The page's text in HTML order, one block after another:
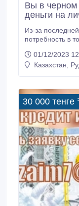
Вы в
деньги на
Из-за
потребность в том, чтобы кто-то работал
любой момент.
решила
бизнес-план, но главная проблема в том, что вы не
имеете права
заняться сельским
что вас сдерживает, — это финансы?
тысячам клиентов
время они
01/12/2023
Казахстан,
30 000 тенге